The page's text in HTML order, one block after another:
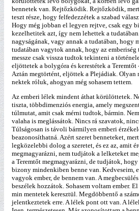
bennetek van. Rejtőzködik. Rejtőzködik,
teszt része, hogy felfedezzétek a szabad
Hogy még jobban el legyen rejtve, csak egy
kezelhetitek azt, így nem lehettek a
nagyságának, vagy annak a tudatában, hogy
tudatában vagytok annak, hogy az
messze csak vissza tudtok tekinteni a
eljöttetek a bolygóra és kerestétek a
Aztán megtörtént, eljöttek a Plejádiak. Olyan
nektek róluk, ahogyan még sohasem tettem.
Az emberi lélek mindent áthat körülöttetek.
tiszta, többdimenziós energia, amely
túlmutat, amit csak mérni tudtok, bármin.
valaha is meglássátok. Nincs rá szavatok,
Túlságosan is távoli bármilyen emberi
beazonosíthatná. Azért szeret benneteket,
legközelebbi dolog a szeretet, és ez az, amit
megmagyarázni, nem tudjátok a lelketeket
a Teremtőt megmagyarázni, de tudjátok,
bizony mindenkiben benne van. Kedveseim,
vagyok ember, de bennem van. A
beszélek hozzátok. Sohasem voltam ember.
min mentetek keresztül. Megdöbbentő a
jelentkeztetek erre. A lélek pont ott van. A